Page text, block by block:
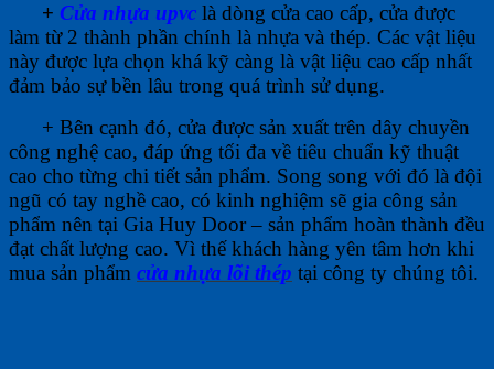
+ Cửa nhựa upvc là dòng cửa cao cấp, cửa được
làm từ 2 thành phần chính là nhựa và thép. Các vật liệu
này được lựa chọn khá kỹ càng là vật liệu cao cấp nhất
đảm bảo sự bền lâu trong quá trình sử dụng.
+ Bên cạnh đó, cửa được sản xuất trên dây chuyền
công nghệ cao, đáp ứng tối đa về tiêu chuẩn kỹ thuật
cao cho từng chi tiết sản phẩm. Song song với đó là đội
ngũ có tay nghề cao, có kinh nghiệm sẽ gia công sản
phẩm nên tại Gia Huy Door – sản phẩm hoàn thành đều
đạt chất lượng cao. Vì thế khách hàng yên tâm hơn khi
mua sản phẩm cửa nhựa lõi thép tại công ty chúng tôi.